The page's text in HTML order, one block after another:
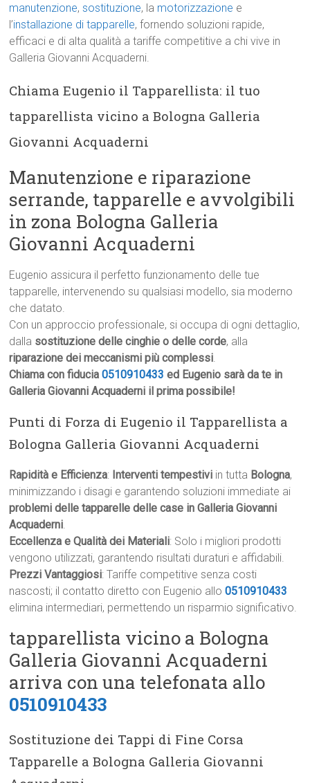
manutenzione,sostituzione, la motorizzazione e
l’installazione di tapparelle, fornendo soluzioni rapide,
efficaci e di alta qualità a tariffe competitive a chi vive in
Galleria Giovanni Acquaderni.
Chiama Eugenio il Tapparellista: il tuo
tapparellista vicino a Bologna Galleria
Giovanni Acquaderni
Manutenzione e riparazione
serrande, tapparelle e avvolgibili
in zona Bologna Galleria
Giovanni Acquaderni
Eugenio assicura il perfetto funzionamento delle tue
tapparelle, intervenendo su qualsiasi modello, sia moderno
che datato.
Con un approccio professionale, si occupa di ogni dettaglio,
dalla sostituzione delle cinghie o delle corde, alla
riparazione dei meccanismi più complessi.
Chiama con fiducia0510910433 ed Eugenio sarà da te in
Galleria Giovanni Acquaderni il prima possibile!
Punti di Forza di Eugenio il Tapparellista a
Bologna Galleria Giovanni Acquaderni
Rapidità e Efficienza: Interventi tempestivi in tutta Bologna,
minimizzando i disagi e garantendo soluzioni immediate ai
problemi delle tapparelle delle case in Galleria Giovanni
Acquaderni.
Eccellenza e Qualità dei Materiali: Solo i migliori prodotti
vengono utilizzati, garantendo risultati duraturi e affidabili.
Prezzi Vantaggiosi: Tariffe competitive senza costi
nascosti; il contatto diretto con Eugenio allo0510910433
elimina intermediari, permettendo un risparmio significativo.
tapparellista vicino a Bologna
Galleria Giovanni Acquaderni
arriva con una telefonata allo
0510910433
Sostituzione dei Tappi di Fine Corsa
Tapparelle a Bologna Galleria Giovanni